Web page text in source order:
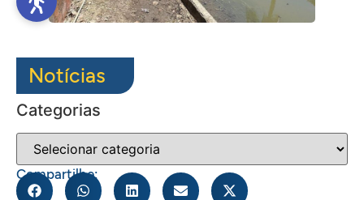
Notícias
Categorias
Compartilhe: